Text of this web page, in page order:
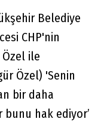
Belediye
CHP'nin
ile
Özel) 'Senin
bir daha
bunu hak ediyor’